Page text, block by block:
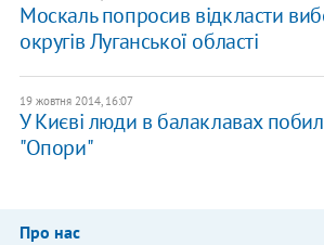
Москаль попросив відкласти
округів Луганської області
19 жовтня 2014, 16:07
У Києві люди в балаклавах
"Опори"
Про нас